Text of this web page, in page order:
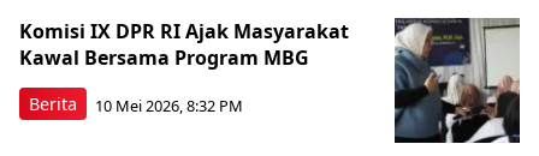
Berita
Komisi IX DPR RI Ajak Masyarakat
Kawal Bersama Program MBG
10 Mei 2026, 8:32 PM